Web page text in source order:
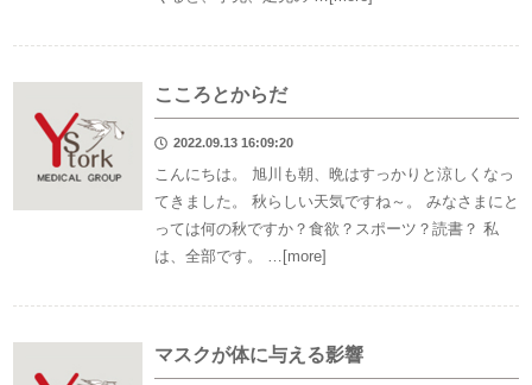
こころとからだ
2022.09.13 16:09:20
こんにちは。 旭川も朝、晩はすっかりと涼しくなっ
てきました。 秋らしい天気ですね～。 みなさまにと
っては何の秋ですか？食欲？スポーツ？読書？ 私
は、全部です。 …[more]
マスクが体に与える影響